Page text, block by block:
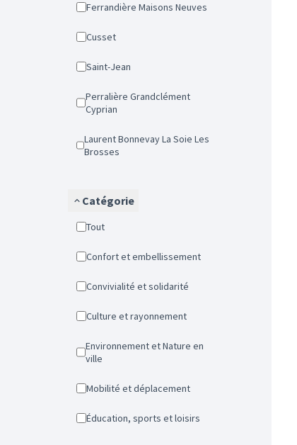
Ferrandière Maisons Neuves
Cusset
Saint-Jean
Perralière Grandclément
Cyprian
Laurent Bonnevay La Soie Les
Brosses
Catégorie
Tout
Confort et embellissement
Convivialité et solidarité
Culture et rayonnement
Environnement et Nature en
ville
Mobilité et déplacement
Éducation, sports et loisirs